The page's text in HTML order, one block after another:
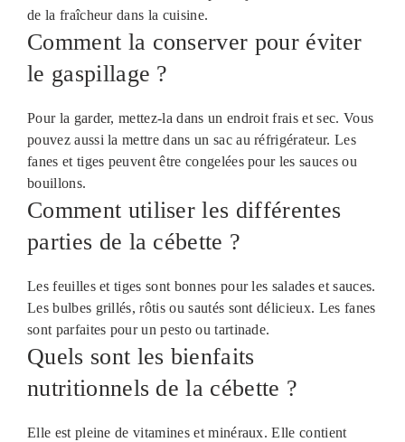
de la fraîcheur dans la cuisine.
Comment la conserver pour éviter
le gaspillage ?
Pour la garder, mettez-la dans un endroit frais et sec. Vous
pouvez aussi la mettre dans un sac au réfrigérateur. Les
fanes et tiges peuvent être congelées pour les sauces ou
bouillons.
Comment utiliser les différentes
parties de la cébette ?
Les feuilles et tiges sont bonnes pour les salades et sauces.
Les bulbes grillés, rôtis ou sautés sont délicieux. Les fanes
sont parfaites pour un pesto ou tartinade.
Quels sont les bienfaits
nutritionnels de la cébette ?
Elle est pleine de vitamines et minéraux. Elle contient